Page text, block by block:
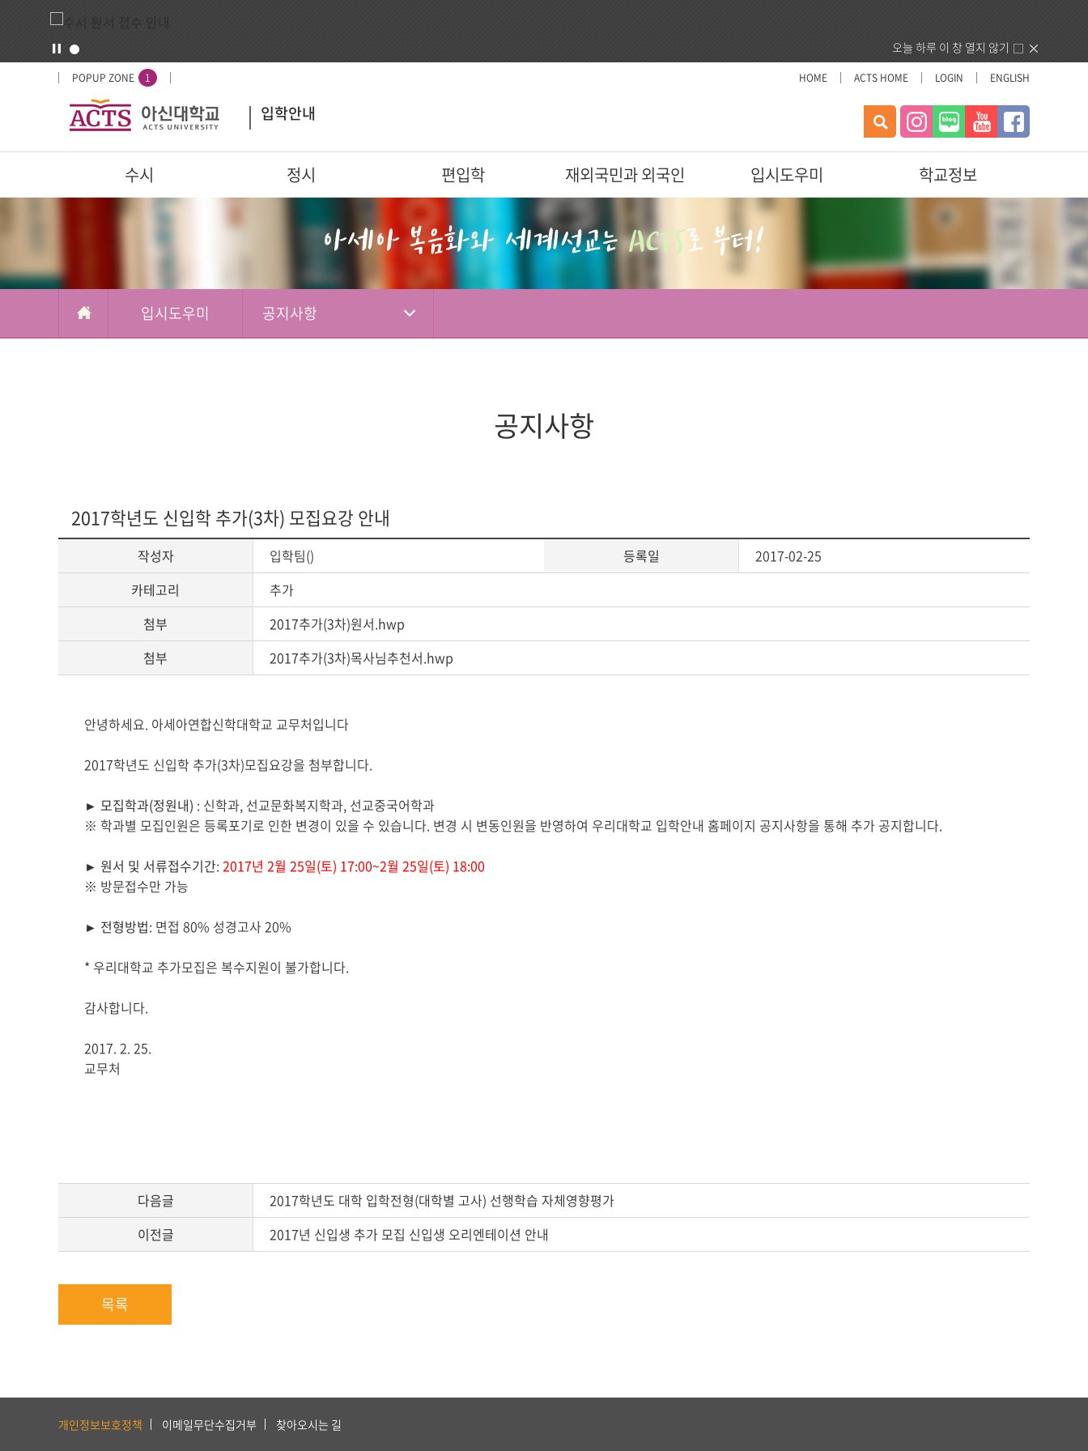
오늘 하루 이 창 열지 않기
POPUP ZONE 1 HOME ACTS HOME LOGIN ENGLISH
입학안내
서
수시 정시 편입학 재외국민과 외국인 입시도우미
학교정보
부가메뉴
학교정보
색
미
입시도우미 공지사항
공지사항
2017학년도 신입학 추가(3차) 모집요강 안내
작성자 입학팀() 등록일
2017-02-25
카테고리
추가
첨부
2017추가(3차)원서.hwp
첨부
2017추가(3차)목사님추천서.hwp
게
글
문
안녕하세요. 아세아연합신학대학교 교무처입니다
2017학년도 신입학 추가(3차)모집요강을 첨부합니다.
► 모집학과(정원내) : 신학과, 선교문화복지학과, 선교중국어학과
※ 학과별 모집인원은 등록포기로 인한 변경이 있을 수 있습니다. 변경 시 변동인원을 반영하여 우리대학교 입학안내 홈페이지 공지사항을 통해 추가 공지합니다.
► 원서 및 서류접수기간: 2017년 2월 25일(토) 17:00~2월 25일(토) 18:00
※ 방문접수만 가능
► 전형방법: 면접 80% 성경고사 20%
* 우리대학교 추가모집은 복수지원이 불가합니다.
감사합니다.
2017. 2. 25.
교무처
다음글
2017학년도 대학 입학전형(대학별 고사) 선행학습 자체영향평가
이전글
2017년 신입생 추가 모집 신입생 오리엔테이션 안내
목록
개인정보보호정책 이메일무단수집거부 찾아오시는 길